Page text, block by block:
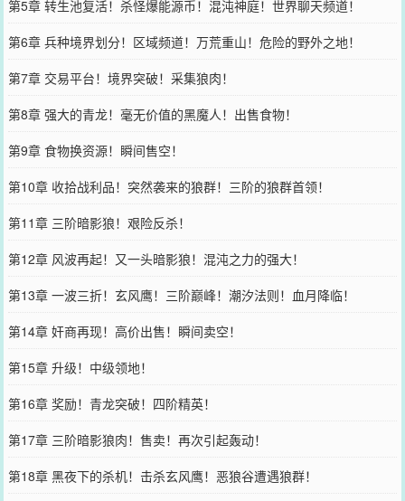
第5章 转生池复活！杀怪爆能源币！混沌神庭！世界聊天频道！
第6章 兵种境界划分！区域频道！万荒重山！危险的野外之地！
第7章 交易平台！境界突破！采集狼肉！
第8章 强大的青龙！毫无价值的黑魔人！出售食物！
第9章 食物换资源！瞬间售空！
第10章 收拾战利品！突然袭来的狼群！三阶的狼群首领！
第11章 三阶暗影狼！艰险反杀！
第12章 风波再起！又一头暗影狼！混沌之力的强大！
第13章 一波三折！玄风鹰！三阶巅峰！潮汐法则！血月降临！
第14章 奸商再现！高价出售！瞬间卖空！
第15章 升级！中级领地！
第16章 奖励！青龙突破！四阶精英！
第17章 三阶暗影狼肉！售卖！再次引起轰动！
第18章 黑夜下的杀机！击杀玄风鹰！恶狼谷遭遇狼群！